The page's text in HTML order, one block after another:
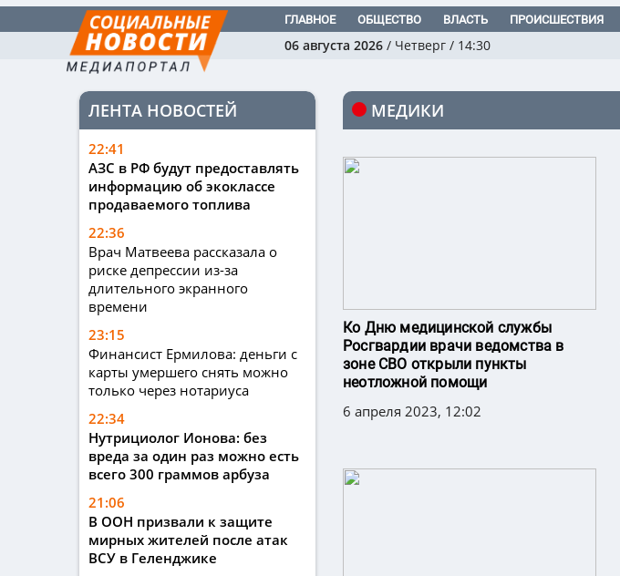
ГЛАВНОЕ ОБЩЕСТВО ВЛАСТЬ ПРОИСШЕСТВИЯ
06 августа 2026 / Четверг / 14:30
ЛЕНТА НОВОСТЕЙ
22:41
АЗС в РФ будут предоставлять
информацию об экоклассе
продаваемого топлива
22:36
Врач Матвеева рассказала о
риске депрессии из-за
длительного экранного
времени
23:15
Финансист Ермилова: деньги с
карты умершего снять можно
только через нотариуса
22:34
Нутрициолог Ионова: без
вреда за один раз можно есть
всего 300 граммов арбуза
21:06
В ООН призвали к защите
мирных жителей после атак
ВСУ в Геленджике
МЕДИКИ
Ко Дню медицинской службы
Росгвардии врачи ведомства в
зоне СВО открыли пункты
неотложной помощи
6 апреля 2023, 12:02